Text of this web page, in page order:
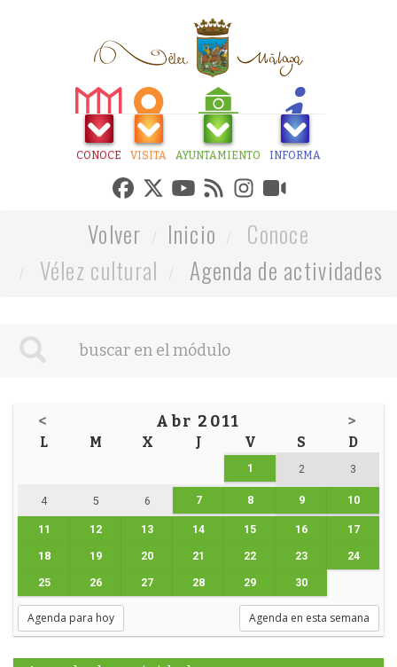
CONOCE VISITA AYUNTAMIENTO INFORMA
Volver Inicio
Conoce
Vélez cultural
Agenda de actividades
< Abr 2011 >
L M X J V S D
1 2 3
4 5 6 7 8 9 10
11 12 13 14 15 16 17
18 19 20 21 22 23 24
25 26 27 28 29 30
Agenda para hoy Agenda en esta semana